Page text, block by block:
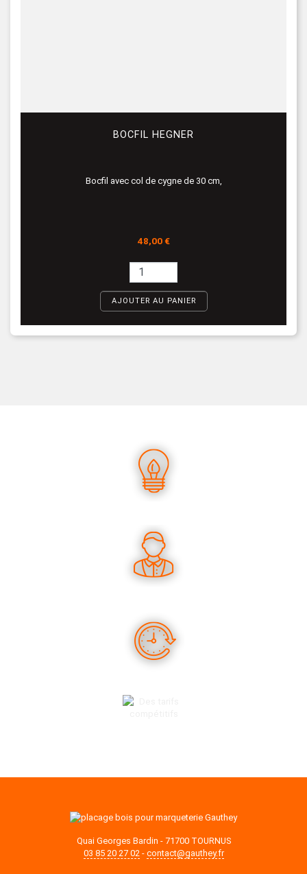
BOCFIL HEGNER
Bocfil avec col de cygne de 30 cm,
Prix
48,00 €
AJOUTER AU PANIER
Quai Georges Bardin - 71700 TOURNUS
03 85 20 27 02- contact@gauthey.fr